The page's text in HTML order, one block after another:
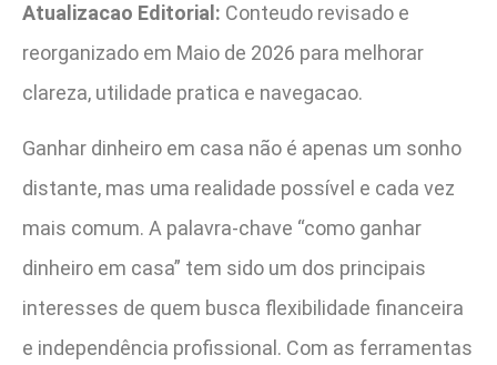
Atualizacao Editorial: Conteudo revisado e
reorganizado em Maio de 2026 para melhorar
clareza, utilidade pratica e navegacao.
Ganhar dinheiro em casa não é apenas um sonho
distante, mas uma realidade possível e cada vez
mais comum. A palavra-chave “como ganhar
dinheiro em casa” tem sido um dos principais
interesses de quem busca flexibilidade financeira
e independência profissional. Com as ferramentas